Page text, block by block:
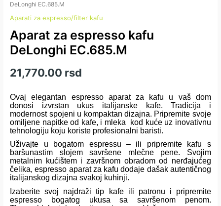
DeLonghi EC.685.M
Aparati za espresso/filter kafu
Aparat za espresso kafu
DeLonghi EC.685.M
21,770.00 rsd
Ovaj elegantan espresso aparat za kafu u vaš dom
donosi izvrstan ukus italijanske kafe. Tradicija i
modernost spojeni u kompaktan dizajna. Pripremite svoje
omiljene napitke od kafe, i mleka kod kuće uz inovativnu
tehnologiju koju koriste profesionalni baristi.
Uživajte u bogatom espressu – ili pripremite kafu s
baršunastim slojem savršene mlečne pene. Svojim
metalnim kućištem i završnom obradom od nerđajućeg
čelika, espresso aparat za kafu dodaje dašak autentičnog
italijanskog dizajna svakoj kuhinji.
Izaberite svoj najdraži tip kafe ili patronu i pripremite
espresso bogatog ukusa sa savršenom penom.